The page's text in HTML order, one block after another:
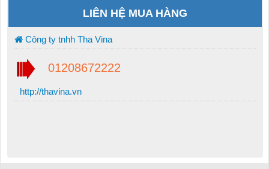
LIÊN HỆ MUA HÀNG
Công ty tnhh Tha Vina
01208672222
http://thavina.vn